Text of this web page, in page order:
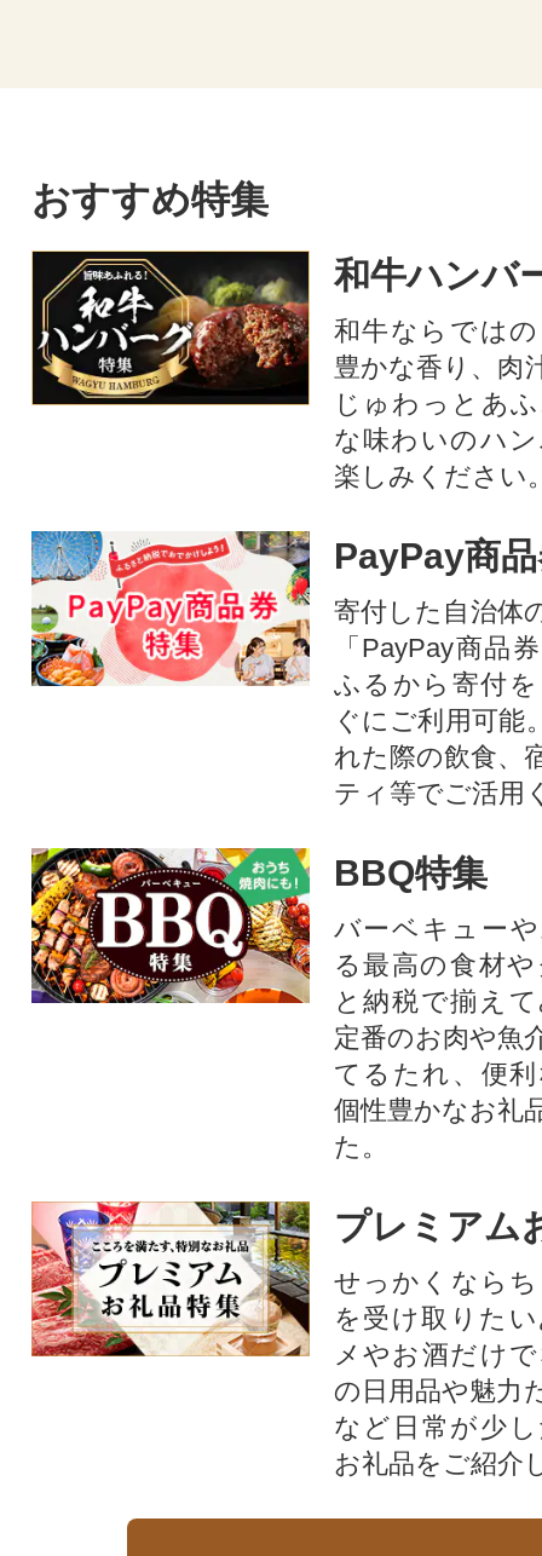
おすすめ特集
和牛ハンバ
和牛ならでは
豊かな香り、肉
じゅわっとあ
な味わいのハ
楽しみください
PayPay商
寄付した自治体
「PayPay商品
ふるから寄付
ぐにご利用可能
れた際の飲食、
ティ等でご活用
BBQ特集
バーベキュー
る最高の食材
と納税で揃え
定番のお肉や魚
てるたれ、便
個性豊かなお礼
た。
プレミアム
せっかくなら
を受け取りた
メやお酒だけ
の日用品や魅力
など日常が少
お礼品をご紹介